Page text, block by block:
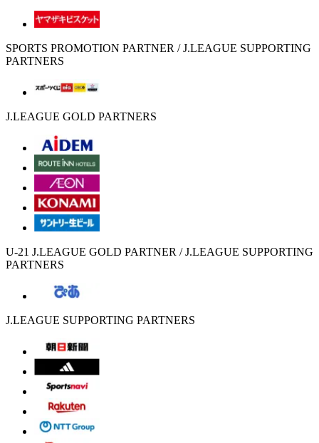
SPORTS PROMOTION PARTNER / J.LEAGUE SUPPORTING
PARTNERS
J.LEAGUE GOLD PARTNERS
U-21 J.LEAGUE GOLD PARTNER / J.LEAGUE SUPPORTING
PARTNERS
J.LEAGUE SUPPORTING PARTNERS